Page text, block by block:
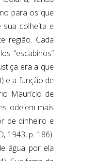
para os que
sua colheita e
região. Cada
“escabinos”
era a que
e a função de
Maurício de
odeiem mais
de dinheiro e
1943, p. 186).
água por ela